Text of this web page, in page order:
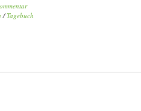
/Tagebuch